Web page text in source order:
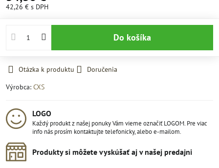
42,26 € s DPH
Do košíka
Otázka k produktu
Doručenia
Výrobca: CXS
LOGO
Každý produkt z našej ponuky Vám vieme označiť LOGOM. Pre viac
info nás prosím kontaktujte telefonicky, alebo e-mailom.
Produkty si môžete vyskúšať aj v našej predajni